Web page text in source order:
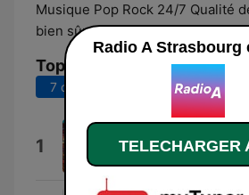
Musique Pop Rock 24/7 Qualité
bien sûr, 100% gratuit !
Top titres
7 derniers jours 30 derniers
1 Lucidity
TELECHARGER